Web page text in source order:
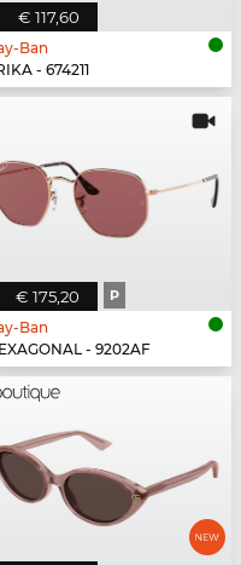
€ 117,60
Ban
- 674211
€ 175,20 P
Ban
- 9202AF